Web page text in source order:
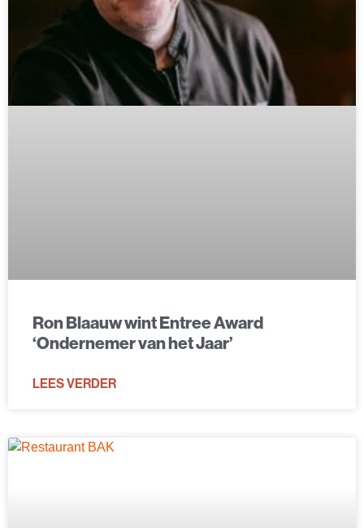
Ron Blaauw wint Entree Award
‘Ondernemer van het Jaar’
LEES VERDER